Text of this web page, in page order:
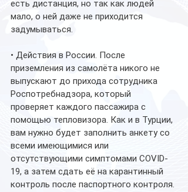
есть дистанция, но так как людей
мало, о ней даже не приходится
задумываться.
• Действия в России. После
приземления из самолёта никого не
выпускают до прихода сотрудника
Роспотребнадзора, который
проверяет каждого пассажира с
помощью тепловизора. Как и в Турции,
вам нужно будет заполнить анкету со
всеми имеющимися или
отсутствующими симптомами COVID-
19, а затем сдать её на карантинный
контроль после паспортного контроля.